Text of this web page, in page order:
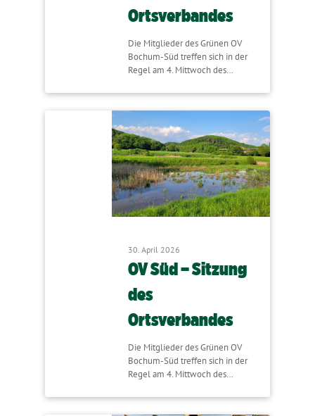
Ortsverbandes
Die Mitglieder des Grünen OV
Bochum-Süd treffen sich in der
Regel am 4. Mittwoch des…
30. April 2026
OV Süd – Sitzung
des
Ortsverbandes
Die Mitglieder des Grünen OV
Bochum-Süd treffen sich in der
Regel am 4. Mittwoch des…